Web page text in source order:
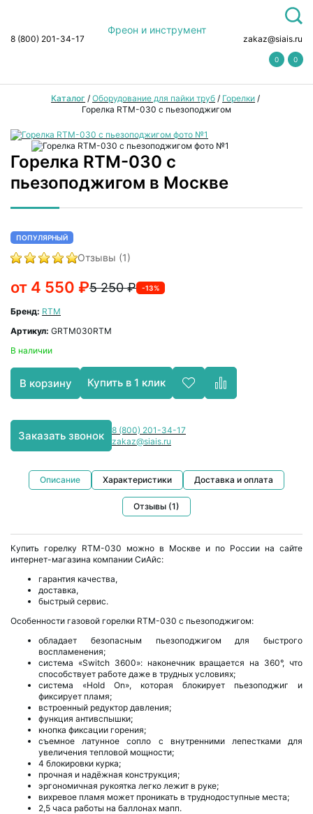
Фреон и инструмент
8 (800) 201-34-17 zakaz@siais.ru
0 0
Каталог / Оборудование для пайки труб / Горелки /
Горелка RTM-030 с пьезоподжигом
Горелка RTM-030 с
пьезоподжигом в Москве
ПОПУЛЯРНЫЙ
Отзывы (1)
5 250 ₽
от 4 550 ₽ -13%
Бренд: RTM
Артикул: GRTM030RTM
В наличии
В корзину Купить в 1 клик
Заказать звонок
8 (800) 201-34-17
zakaz@siais.ru
Описание Характеристики Доставка и оплата
Отзывы (1)
Купить горелку RTM-030 можно в Москве и по России на сайте
интернет-магазина компании СиАйс:
гарантия качества,
доставка,
быстрый сервис.
Особенности газовой горелки RTM-030 с пьезоподжигом:
обладает безопасным пьезоподжигом для быстрого
воспламенения;
система «Switch 3600»: наконечник вращается на 360°, что
способствует работе даже в трудных условиях;
система «Hold On», которая блокирует пьезоподжиг и
фиксирует пламя;
встроенный редуктор давления;
функция антивспышки;
кнопка фиксации горения;
съемное латунное сопло с внутренними лепестками для
увеличения тепловой мощности;
4 блокировки курка;
прочная и надёжная конструкция;
эргономичная рукоятка легко лежит в руке;
вихревое пламя может проникать в труднодоступные места;
2,5 часа работы на баллонах мапп.